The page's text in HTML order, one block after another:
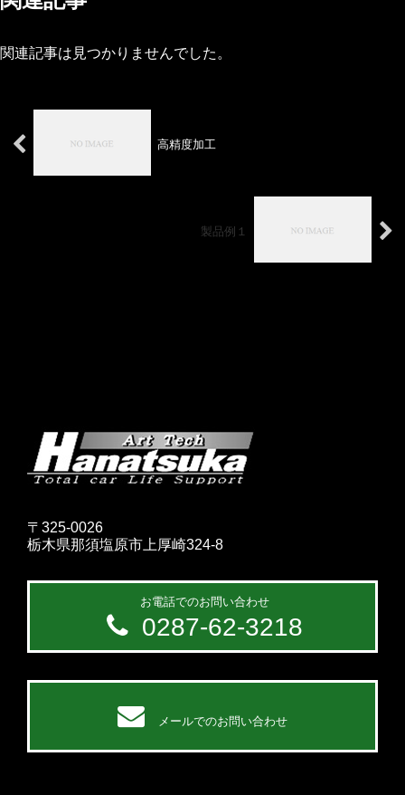
関連記事は見つかりませんでした。
高精度加工
製品例１
〒325-0026
栃木県那須塩原市上厚崎324-8
お電話でのお問い合わせ
0287-62-3218
メールでのお問い合わせ